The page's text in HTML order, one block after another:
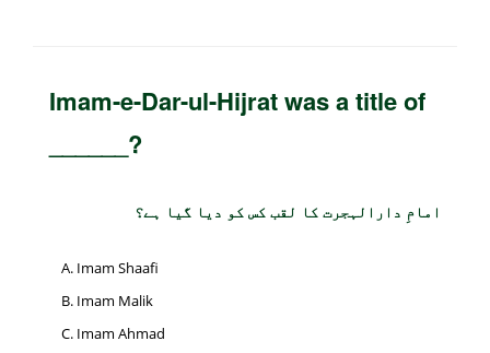
Imam-e-Dar-ul-Hijrat was a title of
______?
امامِ دارالہجرت کا لقب کس کو دیا گیا ہے؟
Imam Shaafi
Imam Malik
Imam Ahmad